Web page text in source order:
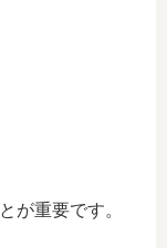
が重要です。